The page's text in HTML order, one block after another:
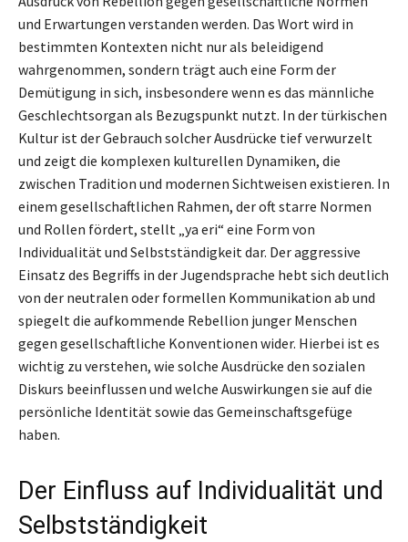
und Erwartungen verstanden werden. Das Wort wird in
bestimmten Kontexten nicht nur als beleidigend
wahrgenommen, sondern trägt auch eine Form der
Demütigung in sich, insbesondere wenn es das männliche
Geschlechtsorgan als Bezugspunkt nutzt. In der türkischen
Kultur ist der Gebrauch solcher Ausdrücke tief verwurzelt
und zeigt die komplexen kulturellen Dynamiken, die
zwischen Tradition und modernen Sichtweisen existieren. In
einem gesellschaftlichen Rahmen, der oft starre Normen
und Rollen fördert, stellt „ya eri“ eine Form von
Individualität und Selbstständigkeit dar. Der aggressive
Einsatz des Begriffs in der Jugendsprache hebt sich deutlich
von der neutralen oder formellen Kommunikation ab und
spiegelt die aufkommende Rebellion junger Menschen
gegen gesellschaftliche Konventionen wider. Hierbei ist es
wichtig zu verstehen, wie solche Ausdrücke den sozialen
Diskurs beeinflussen und welche Auswirkungen sie auf die
persönliche Identität sowie das Gemeinschaftsgefüge
haben.
Der Einfluss auf Individualität und
Selbstständigkeit